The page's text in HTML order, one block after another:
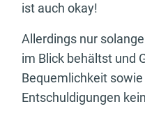
ist auch okay!
Allerdings nur
im Blick behältst und
Bequemlichkeit
Entschuldigungen